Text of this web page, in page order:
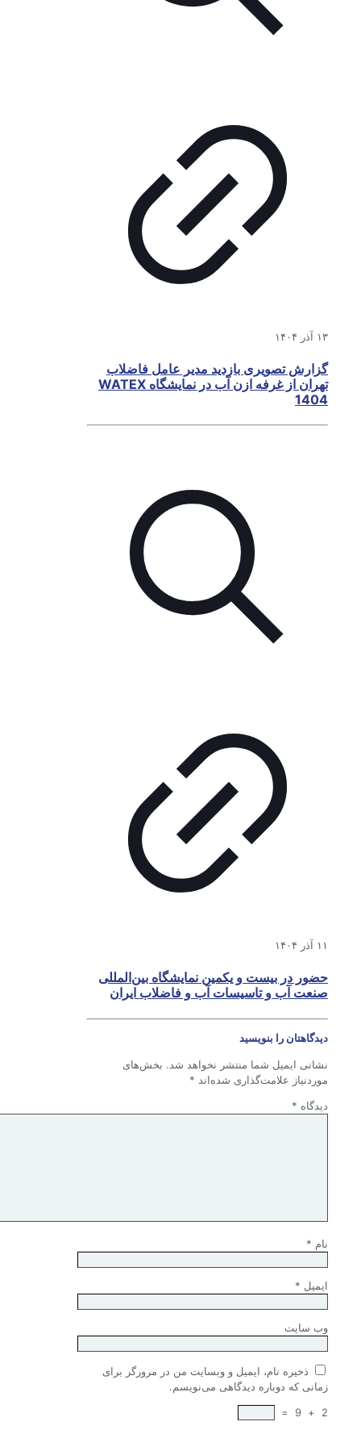
۱۳ آذر ۱۴۰۴
گزارش تصویری بازدید مدیر عامل فاضلاب‌
تهران از غرفه ازن آب در نمایشگاه WATEX
1404
۱۱ آذر ۱۴۰۴
حضور در بیست و یکمین نمایشگاه بین‌المللی
صنعت آب و تاسیسات آب و فاضلاب ایران
دیدگاهتان را بنویسید
نشانی ایمیل شما منتشر نخواهد شد. بخش‌های
موردنیاز علامت‌گذاری شده‌اند*
دیدگاه*
نام*
ایمیل *
وب‌ سایت
ذخیره نام، ایمیل و وبسایت من در مرورگر برای
زمانی که دوباره دیدگاهی می‌نویسم.
+
9
=